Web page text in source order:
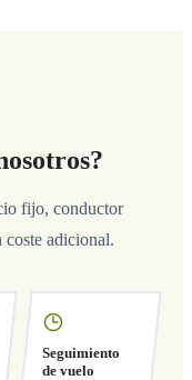
fijo, conductor
adicional.
Seguimiento
de vuelo